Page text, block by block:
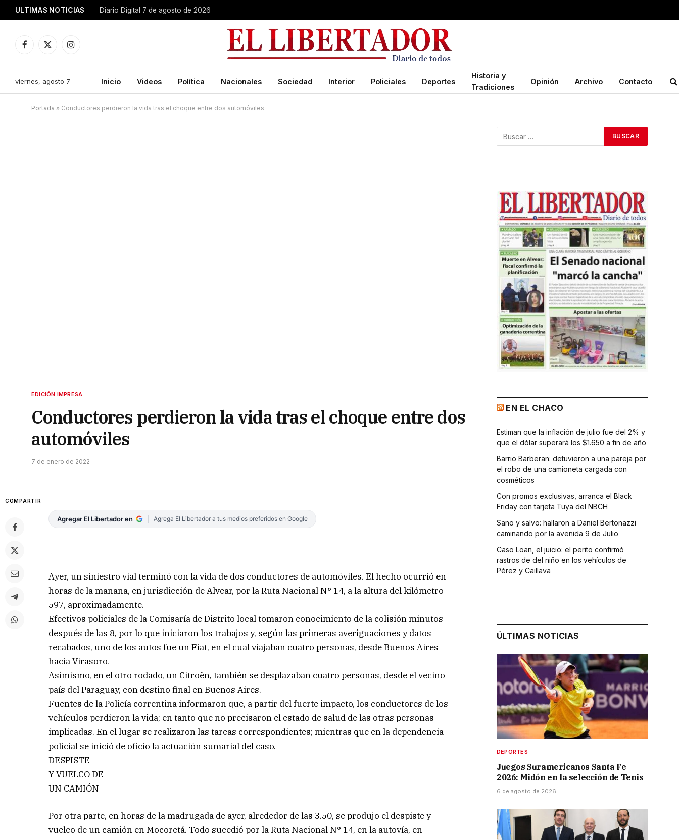
ULTIMAS NOTICIAS Diario Digital 7 de agosto de 2026
Facebook
X
Instagram
viernes, agosto 7 Inicio Videos Política Nacionales Sociedad Interior Policiales Deportes
Historia y
Tradiciones
Opinión Archivo Contacto
Portada » Conductores perdieron la vida tras el choque entre dos automóviles
EDICIÓN IMPRESA
Conductores perdieron la vida tras el choque entre dos
automóviles
7 de enero de 2022
COMPARTIR
Agregar El Libertador en Agrega El Libertador a tus medios preferidos en Google
Ayer, un siniestro vial terminó con la vida de dos conductores de automóviles. El hecho ocurrió en
horas de la mañana, en jurisdicción de Alvear, por la Ruta Nacional N° 14, a la altura del kilómetro
597, aproximadamente.
Efectivos policiales de la Comisaría de Distrito local tomaron conocimiento de la colisión minutos
después de las 8, por lo que iniciaron los trabajos y, según las primeras averiguaciones y datos
recabados, uno de los autos fue un Fiat, en el cual viajaban cuatro personas, desde Buenos Aires
hacia Virasoro.
Asimismo, en el otro rodado, un Citroën, también se desplazaban cuatro personas, desde el vecino
país del Paraguay, con destino final en Buenos Aires.
Fuentes de la Policía correntina informaron que, a partir del fuerte impacto, los conductores de los
vehículos perdieron la vida; en tanto que no precisaron el estado de salud de las otras personas
implicadas. En el lugar se realizaron las tareas correspondientes; mientras que en la dependencia
policial se inició de oficio la actuación sumarial del caso.
DESPISTE
Y VUELCO DE
UN CAMIÓN
Por otra parte, en horas de la madrugada de ayer, alrededor de las 3.50, se produjo el despiste y
vuelco de un camión en Mocoretá. Todo sucedió por la Ruta Nacional N° 14, en la autovía, en
EN EL CHACO
Estiman que la inflación de julio fue del 2% y
que el dólar superará los $1.650 a fin de año
Barrio Barberan: detuvieron a una pareja por
el robo de una camioneta cargada con
cosméticos
Con promos exclusivas, arranca el Black
Friday con tarjeta Tuya del NBCH
Sano y salvo: hallaron a Daniel Bertonazzi
caminando por la avenida 9 de Julio
Caso Loan, el juicio: el perito confirmó
rastros de del niño en los vehículos de
Pérez y Caillava
ÚLTIMAS NOTICIAS
DEPORTES
Juegos Suramericanos Santa Fe
2026: Midón en la selección de Tenis
6 de agosto de 2026